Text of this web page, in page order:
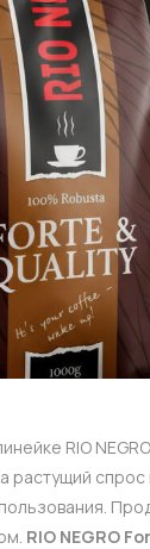
RIO
растущий
RIO NEGRO